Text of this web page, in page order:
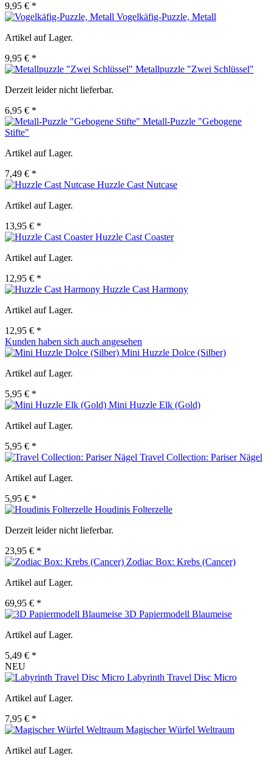
9,95 € *
Vogelkäfig-Puzzle, Metall
Artikel auf Lager.
9,95 € *
Metallpuzzle "Zwei Schlüssel"
Derzeit leider nicht lieferbar.
6,95 € *
Metall-Puzzle "Gebogene
Stifte"
Artikel auf Lager.
7,49 € *
Huzzle Cast Nutcase
Artikel auf Lager.
13,95 € *
Huzzle Cast Coaster
Artikel auf Lager.
12,95 € *
Huzzle Cast Harmony
Artikel auf Lager.
12,95 € *
Kunden haben sich auch angesehen
Mini Huzzle Dolce (Silber)
Artikel auf Lager.
5,95 € *
Mini Huzzle Elk (Gold)
Artikel auf Lager.
5,95 € *
Travel Collection: Pariser Nägel
Artikel auf Lager.
5,95 € *
Houdinis Folterzelle
Derzeit leider nicht lieferbar.
23,95 € *
Zodiac Box: Krebs (Cancer)
Artikel auf Lager.
69,95 € *
3D Papiermodell Blaumeise
Artikel auf Lager.
5,49 € *
NEU
Labyrinth Travel Disc Micro
Artikel auf Lager.
7,95 € *
Magischer Würfel Weltraum
Artikel auf Lager.